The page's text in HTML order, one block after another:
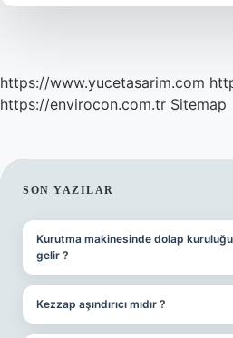
https://www.yucetasarim.com
https://envirocon.com.tr Sitemap
SIDEBAR
SON YAZILAR
Kurutma makinesinde dolap
gelir ?
Kezzap aşındırıcı mıdır ?